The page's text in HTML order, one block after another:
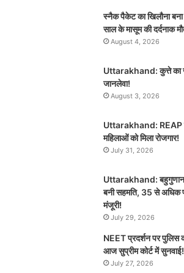
स्नैक पैकेट का खिलौना
साल के मासूम की दर्दनाक
August 4, 2026
Uttarakhand: कुत्ते का
जानलेवा!
August 3, 2026
Uttarakhand: REAP
महिलाओं को मिला रोजगार!
July 31, 2026
Uttarakhand:
बनी सहमति, 35 से अधिक
मंजूरी!
July 29, 2026
NEET प्रदर्शन पर पुलिस
आज सुप्रीम कोर्ट में सुनवाई!
July 27, 2026